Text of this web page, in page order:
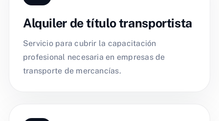
Alquiler de título transportista
Servicio para cubrir la capacitación
profesional necesaria en empresas de
transporte de mercancías.